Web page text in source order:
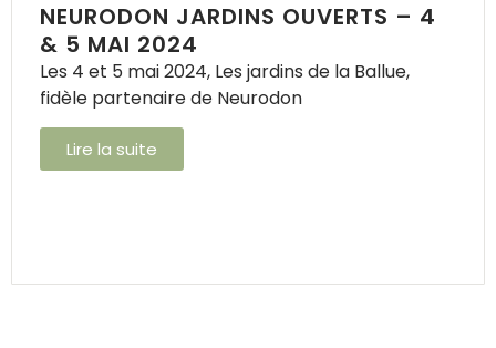
NEURODON JARDINS OUVERTS – 4
& 5 MAI 2024
Les 4 et 5 mai 2024, Les jardins de la Ballue,
fidèle partenaire de Neurodon
Lire la suite